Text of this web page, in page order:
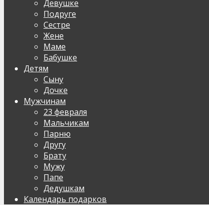
Девушке
Подруге
Сестре
Жене
Маме
Бабушке
Детям
Сыну
Дочке
Мужчинам
23 февраля
Мальчикам
Парню
Другу
Брату
Мужу
Папе
Дедушкам
Календарь подарков